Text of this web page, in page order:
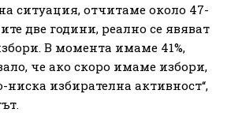
ситуация, отчитаме около 47-
две години, реално се явяват
В момента имаме 41%,
че ако скоро имаме избори,
избирателна активност“,